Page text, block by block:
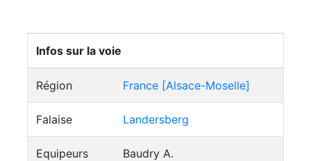
Infos sur la voie
Région France [Alsace-Moselle]
Falaise Landersberg
Equipeurs Baudry A.